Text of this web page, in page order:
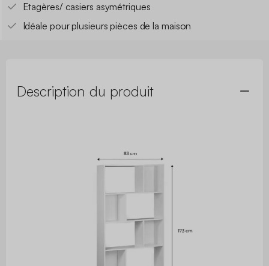
Etagères/ casiers asymétriques
Idéale pour plusieurs pièces de la maison
Description du produit